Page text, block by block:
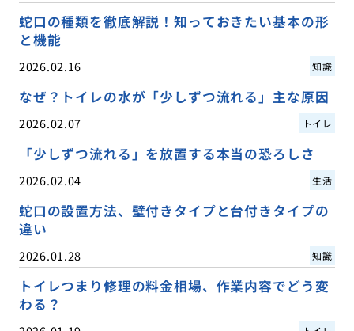
蛇口の種類を徹底解説！知っておきたい基本の形
と機能
2026.02.16 知識
なぜ？トイレの水が「少しずつ流れる」主な原因
2026.02.07 トイレ
「少しずつ流れる」を放置する本当の恐ろしさ
2026.02.04 生活
蛇口の設置方法、壁付きタイプと台付きタイプの
違い
2026.01.28 知識
トイレつまり修理の料金相場、作業内容でどう変
わる？